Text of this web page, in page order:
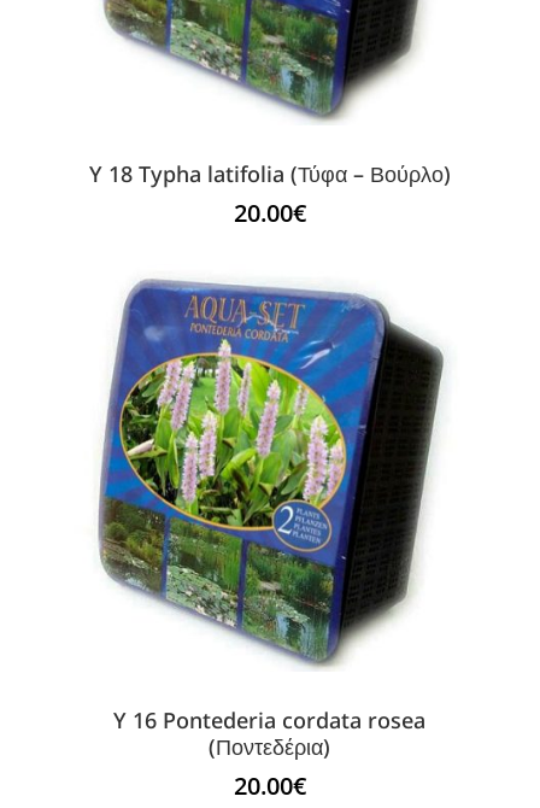
Y 18 Typha latifolia (Τύφα – Βούρλο)
20.00€
Y 16 Pontederia cordata rosea
(Ποντεδέρια)
20.00€